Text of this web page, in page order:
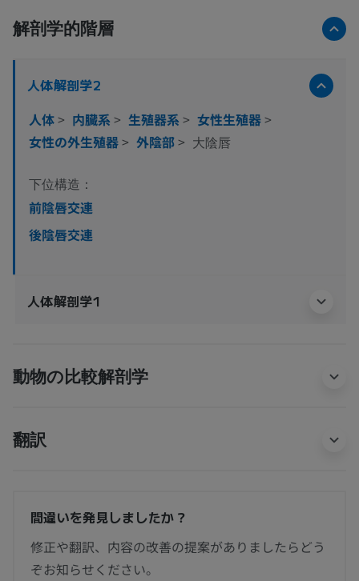
解剖学的階層
人体解剖学2
人体> 内臓系> 生殖器系> 女性生殖器>
女性の外生殖器> 外陰部> 大陰唇
下位構造：
前陰唇交連
後陰唇交連
人体解剖学1
動物の比較解剖学
翻訳
間違いを発見しましたか？
修正や翻訳、内容の改善の提案がありましたらどう
ぞお知らせください。